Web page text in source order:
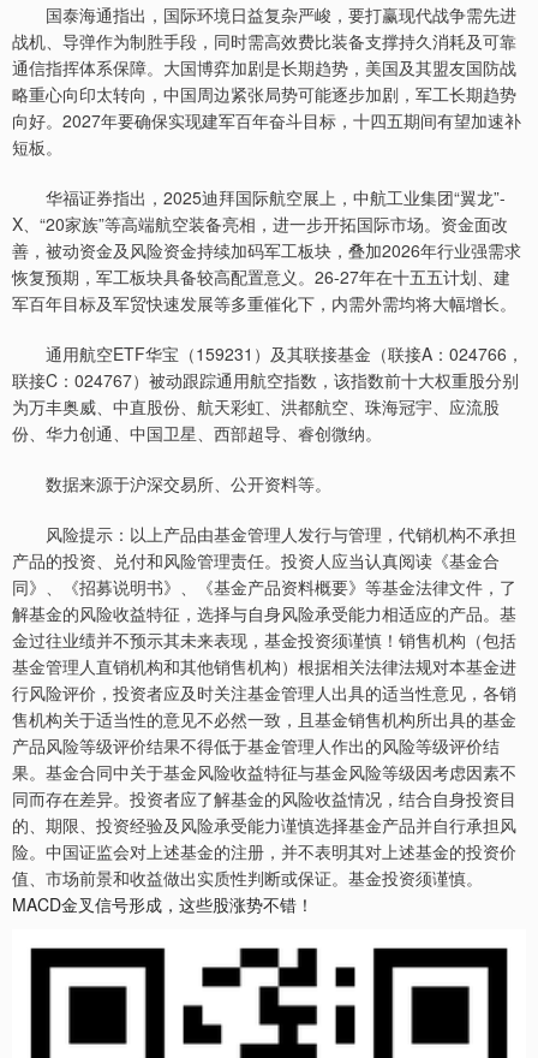
国泰海通指出，国际环境日益复杂严峻，要打赢现代战争需先进
战机、导弹作为制胜手段，同时需高效费比装备支撑持久消耗及可靠
通信指挥体系保障。大国博弈加剧是长期趋势，美国及其盟友国防战
略重心向印太转向，中国周边紧张局势可能逐步加剧，军工长期趋势
向好。2027年要确保实现建军百年奋斗目标，十四五期间有望加速补
短板。
华福证券指出，2025迪拜国际航空展上，中航工业集团“翼龙”-
X、“20家族”等高端航空装备亮相，进一步开拓国际市场。资金面改
善，被动资金及风险资金持续加码军工板块，叠加2026年行业强需求
恢复预期，军工板块具备较高配置意义。26-27年在十五五计划、建
军百年目标及军贸快速发展等多重催化下，内需外需均将大幅增长。
通用航空ETF华宝（159231）及其联接基金（联接A：024766，
联接C：024767）被动跟踪通用航空指数，该指数前十大权重股分别
为万丰奥威、中直股份、航天彩虹、洪都航空、珠海冠宇、应流股
份、华力创通、中国卫星、西部超导、睿创微纳。
数据来源于沪深交易所、公开资料等。
风险提示：以上产品由基金管理人发行与管理，代销机构不承担
产品的投资、兑付和风险管理责任。投资人应当认真阅读《基金合
同》、《招募说明书》、《基金产品资料概要》等基金法律文件，了
解基金的风险收益特征，选择与自身风险承受能力相适应的产品。基
金过往业绩并不预示其未来表现，基金投资须谨慎！销售机构（包括
基金管理人直销机构和其他销售机构）根据相关法律法规对本基金进
行风险评价，投资者应及时关注基金管理人出具的适当性意见，各销
售机构关于适当性的意见不必然一致，且基金销售机构所出具的基金
产品风险等级评价结果不得低于基金管理人作出的风险等级评价结
果。基金合同中关于基金风险收益特征与基金风险等级因考虑因素不
同而存在差异。投资者应了解基金的风险收益情况，结合自身投资目
的、期限、投资经验及风险承受能力谨慎选择基金产品并自行承担风
险。中国证监会对上述基金的注册，并不表明其对上述基金的投资价
值、市场前景和收益做出实质性判断或保证。基金投资须谨慎。
MACD金叉信号形成，这些股涨势不错！